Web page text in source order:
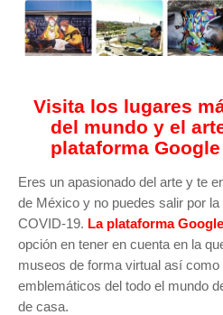
Visita los lugares
del mundo y el
plataforma
Eres un apasionado del arte y te
de México y no puedes salir por
COVID-19. La plataforma
opción en tener en cuenta en la
museos de forma virtual así
emblemáticos del todo el mundo
de casa.